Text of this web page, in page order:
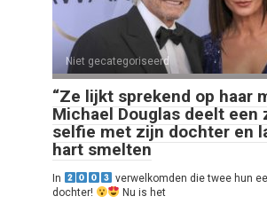
Niet gecategoriseerd
“Ze lijkt sprekend op haar
Michael Douglas deelt een
selfie met zijn dochter en
hart smelten
In
verwelkomden die twee hun
dochter!
Nu is het